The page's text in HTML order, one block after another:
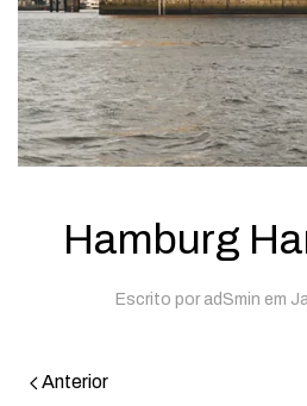
Hamburg
Escrito por adSmin em
Anterior